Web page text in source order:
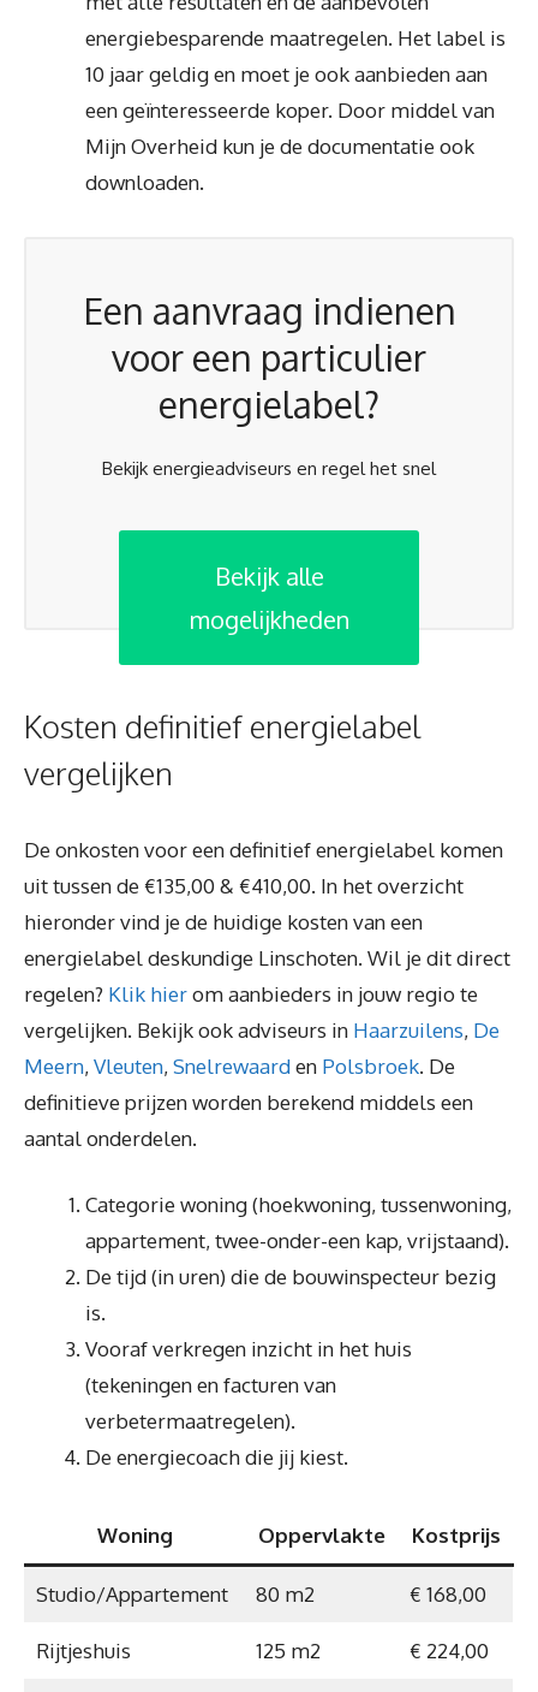
energiebesparende maatregelen. Het label is
10 jaar geldig en moet je ook aanbieden aan
een geïnteresseerde koper. Door middel van
Mijn Overheid kun je de documentatie ook
downloaden.
Een aanvraag indienen
voor een particulier
energielabel?
Bekijk energieadviseurs en regel het snel
Bekijk alle
mogelijkheden
Kosten definitief energielabel
vergelijken
De onkosten voor een definitief energielabel komen
uit tussen de €135,00 & €410,00. In het overzicht
hieronder vind je de huidige kosten van een
energielabel deskundige Linschoten. Wil je dit direct
regelen? Klik hierom aanbieders in jouw regio te
vergelijken. Bekijk ook adviseurs in Haarzuilens, De
Meern, Vleuten, Snelrewaarden Polsbroek. De
definitieve prijzen worden berekend middels een
aantal onderdelen.
Categorie woning (hoekwoning, tussenwoning,
appartement, twee-onder-een kap, vrijstaand).
De tijd (in uren) die de bouwinspecteur bezig
is.
Vooraf verkregen inzicht in het huis
(tekeningen en facturen van
verbetermaatregelen).
De energiecoach die jij kiest.
Woning Oppervlakte Kostprijs
Studio/Appartement 80 m2 € 168,00
Rijtjeshuis 125 m2 € 224,00